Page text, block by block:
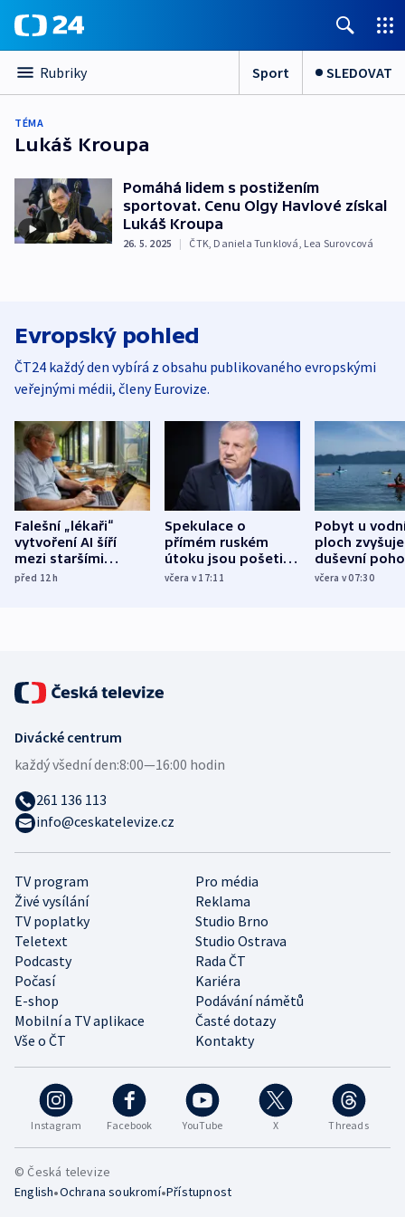
Rubriky Sport SLEDOVAT
TÉMA
Lukáš Kroupa
Pomáhá lidem s postižením
sportovat. Cenu Olgy Havlové získal
Lukáš Kroupa
26. 5. 2025 | ČTK, Daniela Tunklová, Lea Surovcová
Evropský pohled
ČT24 každý den vybírá z obsahu publikovaného evropskými
veřejnými médii, členy Eurovize.
Falešní „lékaři“
vytvoření AI šíří
mezi staršími
Poláky nebezpečné
před 12h
Spekulace o
přímém ruském
útoku jsou pošetilé,
míní estonský
včera v 17:11
Pobyt u
ploch zvyšuje
duševní
ukázala
včera v 07:30
Instagram Facebook YouTube X Threads
TV program
Pro média
Živé vysílání
Reklama
TV poplatky
Studio Brno
Teletext
Studio Ostrava
Podcasty
Rada ČT
Počasí
Kariéra
E-shop
Podávání námětů
Mobilní a TV aplikace
Časté dotazy
Vše o ČT
Kontakty
Divácké centrum
každý všední den:8:00—16:00 hodin
261 136 113
info@ceskatelevize.cz
© Česká televize
English•Ochrana soukromí•Přístupnost